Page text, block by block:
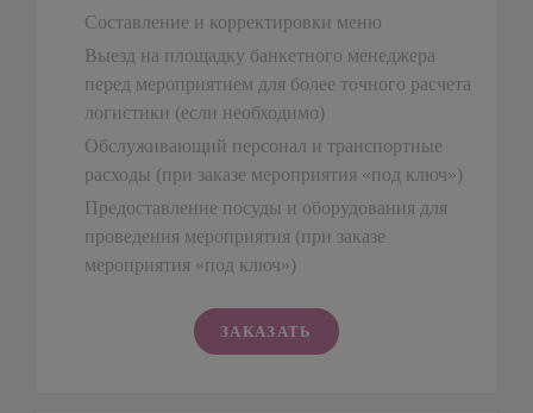
Составление и корректировки меню
Выезд на площадку банкетного менеджера
перед мероприятием для более точного расчета
логистики (если необходимо)
Обслуживающий персонал и транспортные
расходы (при заказе мероприятия «под ключ»)
Предоставление посуды и оборудования для
проведения мероприятия (при заказе
мероприятия «под ключ»)
ЗАКАЗАТЬ